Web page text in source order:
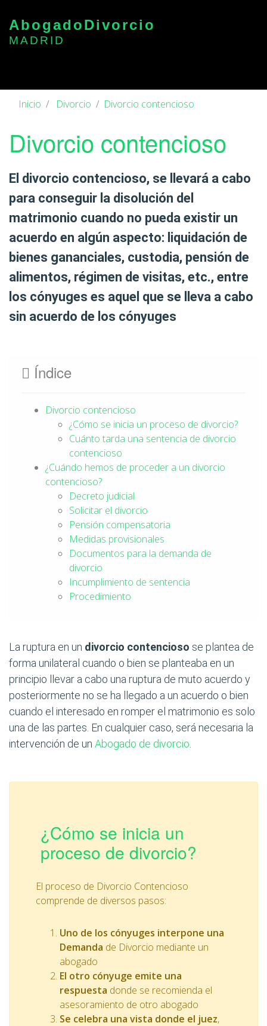
AbogadoDivorcio
MADRID
Inicio Divorcio Divorcio contencioso
Divorcio contencioso
El divorcio contencioso, se llevará a cabo
para conseguir la disolución del
matrimonio cuando no pueda existir un
acuerdo en algún aspecto: liquidación de
bienes gananciales, custodia, pensión de
alimentos, régimen de visitas, etc., entre
los cónyuges es aquel que se lleva a cabo
sin acuerdo de los cónyuges
Índice
Divorcio contencioso
¿Cómo se inicia un proceso de divorcio?
Cuánto tarda una sentencia de divorcio
contencioso
¿Cuándo hemos de proceder a un divorcio
contencioso?
Decreto judicial
Solicitar el divorcio
Pensión compensatoria
Medidas provisionales
Documentos para la demanda de
divorcio
Incumplimiento de sentencia
Procedimiento
La ruptura en un divorcio contencioso se plantea de
forma unilateral cuando o bien se planteaba en un
principio llevar a cabo una ruptura de muto acuerdo y
posteriormente no se ha llegado a un acuerdo o bien
cuando el interesado en romper el matrimonio es solo
una de las partes. En cualquier caso, será necesaria la
intervención de un Abogado de divorcio
¿Cómo se inicia un
proceso de divorcio?
El proceso de Divorcio Contencioso
comprende de diversos pasos:
Uno de los cónyuges interpone una
Demanda de Divorcio mediante un
abogado
El otro cónyuge emite una
respuesta donde se recomienda el
asesoramiento de otro abogado
Se celebra una vista donde el juez,